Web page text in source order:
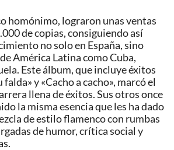
homónimo, lograron unas ventas
de copias, consiguiendo así
no solo en España, sino
América Latina como Cuba,
Este álbum, que incluye éxitos
y «Cacho a cacho», marcó el
llena de éxitos. Sus otros once
la misma esencia que les ha dado
de estilo flamenco con rumbas
de humor, crítica social y